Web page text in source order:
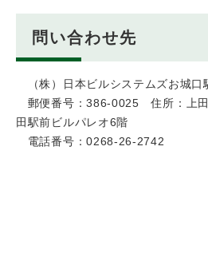
問い合わせ先
（株）日本ビルシステムズお城口
郵便番号：386-0025 住所：上
田駅前ビルパレオ6階
電話番号：0268-26-2742